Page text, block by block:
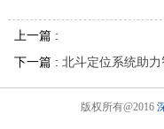
上一篇 :
下一篇 : 北斗定位系统助
版权所有@2016